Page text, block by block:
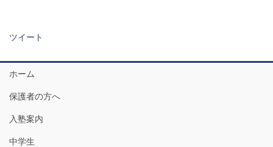
ツイート
ホーム
保護者の方へ
入塾案内
中学生